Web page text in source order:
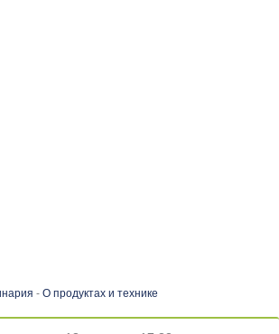
- О продуктах и технике